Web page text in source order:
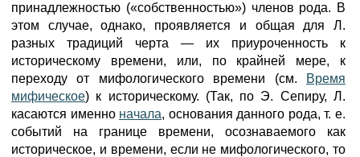
принадлежностью («собственностью») членов рода. В
этом случае, однако, проявляется и общая для Л.
разных традиций черта — их приуроченность к
историческому времени, или, по крайней мере, к
переходу от мифологического времени (см.
Время
мифическое) к историческому. (Так, по Э. Сепиру, Л.
касаются именно начала, основания данного рода, т. е.
событий на границе времени, осознаваемого как
историческое, и времени, если не мифологического, то